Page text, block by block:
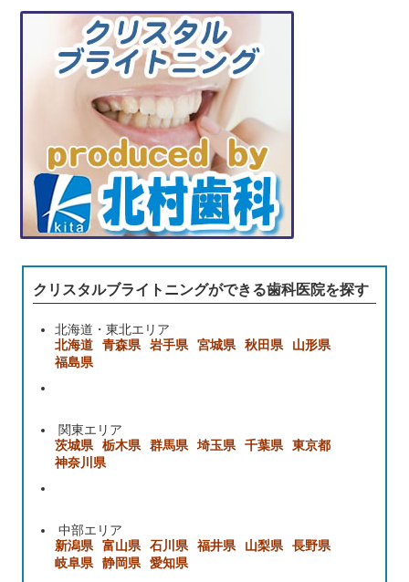
クリスタルブライトニングができる歯科医院を探す
北海道・東北エリア
北海道
青森県 岩手県 宮城県 秋田県
山形県
福島県
関東エリア
茨城県
栃木県 群馬県 埼玉県 千葉県
東京都
神奈川県
中部エリア
新潟県
富山県 石川県 福井県 山梨県
長野県
岐阜県
静岡県 愛知県